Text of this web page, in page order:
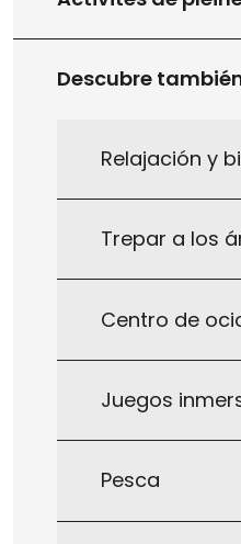
Descubre
Relajación y
Trepar a los
Centro de
Juegos
Pesca
Chamarand
llegar